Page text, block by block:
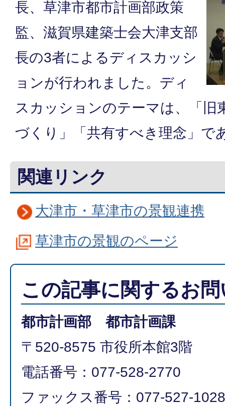
長、草津市都市計画部政策
監、滋賀県建築士会大津支部
長の3者によるディスカッシ
ョンが行われました。ディ
スカッションのテーマは、「旧
づくり」「共有すべき理念」で
関連リンク
大津市・草津市の景観連携
草津市の景観のページ
この記事に関するお
都市計画部 都市計画課
〒520-8575 市役所本館3階
電話番号：077-528-2770
ファックス番号：077-527-1028